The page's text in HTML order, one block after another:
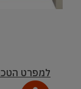
למפרט